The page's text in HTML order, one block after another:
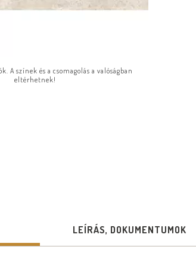
A színek és a csomagolás a valóságban
eltérhetnek!
LEÍRÁS, DOKUMENTUMOK